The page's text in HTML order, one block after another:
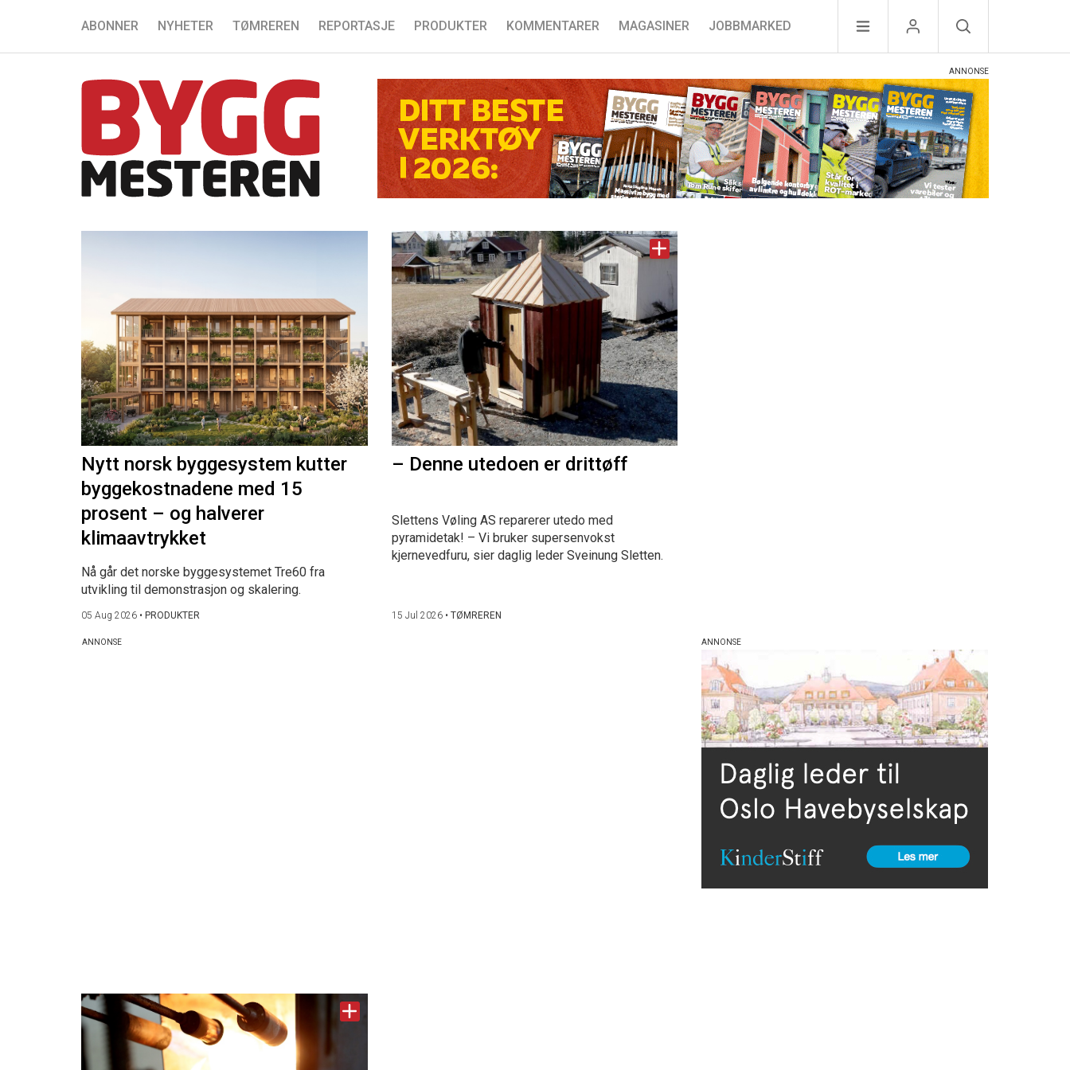
ABONNER NYHETER TØMREREN REPORTASJE PRODUKTER KOMMENTARER MAGASINER JOBBMARKED
Nytt norsk byggesystem kutter
byggekostnadene med 15
prosent – og halverer
klimaavtrykket
Nå går det norske byggesystemet Tre60 fra
utvikling til demonstrasjon og skalering.
05 Aug 2026 • PRODUKTER
– Denne utedoen er drittøff
Slettens Vøling AS reparerer utedo med
pyramidetak! – Vi bruker supersenvokst
kjernevedfuru, sier daglig leder Sveinung Sletten.
15 Jul 2026• TØMREREN